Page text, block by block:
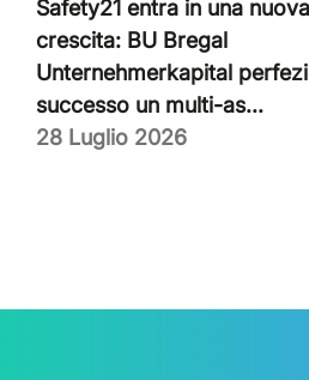
Safety21 entra in una
crescita: BU Bregal
Unternehmerkapital
successo un multi-as...
28 Luglio 2026